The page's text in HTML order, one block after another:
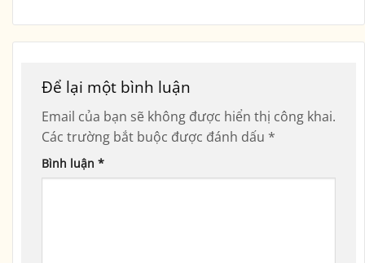
Để lại một bình luận
Email của bạn sẽ không được hiển thị công khai.
Các trường bắt buộc được đánh dấu *
Bình luận *